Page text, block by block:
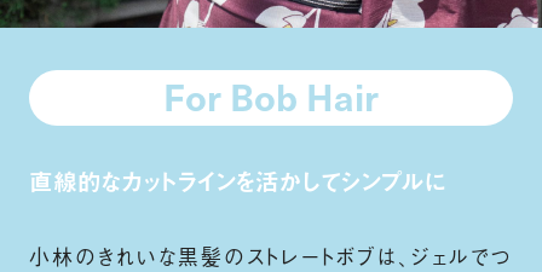
For Bob Hair
直線的なカットラインを活かしてシンプルに
小林のきれいな黒髪のストレートボブは、ジェルでつ